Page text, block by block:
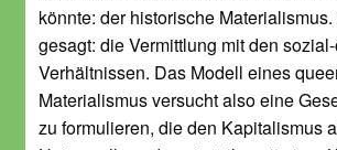
könnte: der historische
gesagt: die Vermittlung mit den
Verhältnissen. Das Modell eines
Materialismus versucht also eine
zu formulieren, die den Kapitalismus